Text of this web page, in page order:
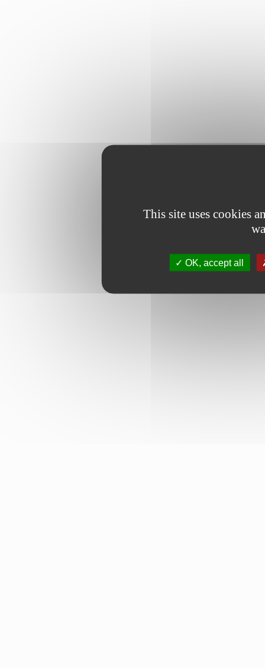
This site uses cookies
OK, accept all